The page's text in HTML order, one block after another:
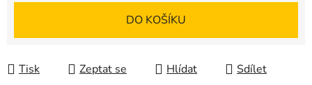
DO KOŠÍKU
Tisk Zeptat se Hlídat Sdílet